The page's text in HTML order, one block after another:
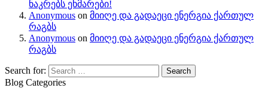
ნაკრებს ეხმარები!
Anonymous on მიიღე და გადაეცი ენერგია ქართულ
რაგბს
Anonymous on მიიღე და გადაეცი ენერგია ქართულ
რაგბს
Search for:
Blog Categories